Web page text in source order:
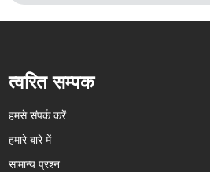
त्वरित सम्पक
हमसे संपर्क करें
हमारे बारे में
सामान्य प्रश्न